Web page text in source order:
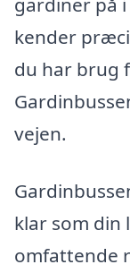
kender
du har brug
vejen.
klar som din
omfattende